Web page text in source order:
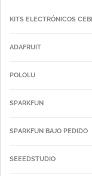
KITS ELECTRÓNICOS
ADAFRUIT
POLOLU
SPARKFUN
SPARKFUN BAJO PEDIDO
SEEEDSTUDIO